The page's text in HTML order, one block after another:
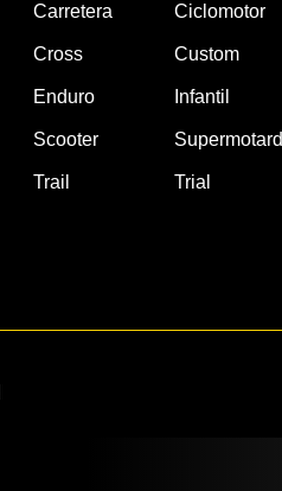
Carretera Ciclomotor
Cross Custom
Enduro Infantil
Scooter Supermotard
Trail Trial